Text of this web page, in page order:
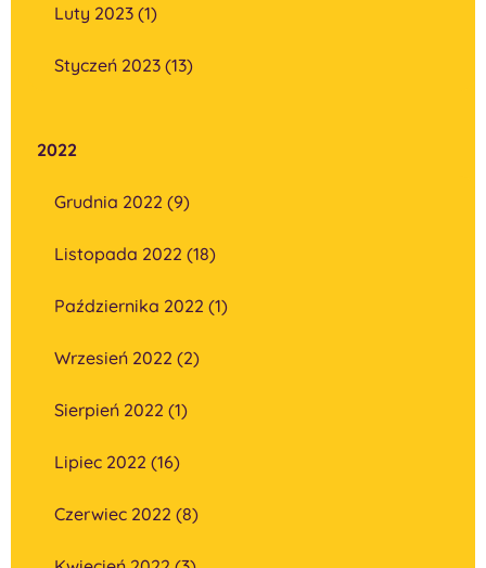
Luty 2023 (1)
Styczeń 2023 (13)
2022
Grudnia 2022 (9)
Listopada 2022 (18)
Października 2022 (1)
Wrzesień 2022 (2)
Sierpień 2022 (1)
Lipiec 2022 (16)
Czerwiec 2022 (8)